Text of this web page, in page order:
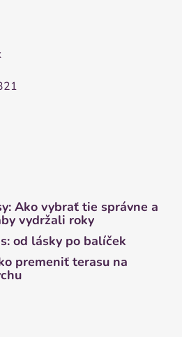
Ako vybrať tie správne a
vydržali roky
od lásky po balíček
premeniť terasu na